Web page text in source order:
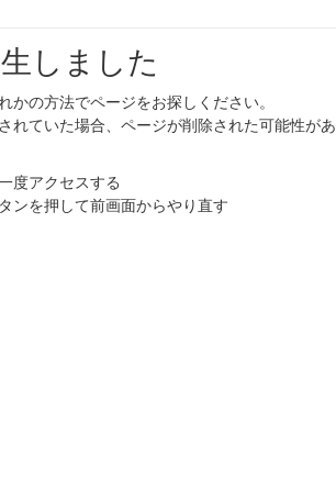
しました
かの方法でページをお探しください。
れていた場合、ページが削除された可能性があ
度アクセスする
ンを押して前画面からやり直す